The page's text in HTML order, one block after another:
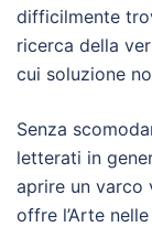
difficilmente
ricerca della
cui soluzione
Senza
letterati in
aprire un varco
offre l’Arte